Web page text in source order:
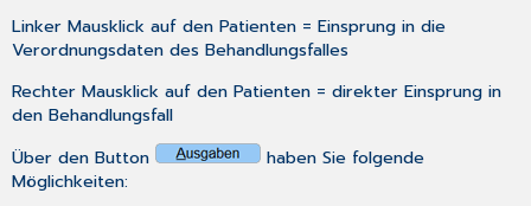
Linker Mausklick auf den Patienten = Einsprung in die
Verordnungsdaten des Behandlungsfalles
Rechter Mausklick auf den Patienten = direkter Einsprung in
den Behandlungsfall
Über den Button
haben Sie folgende
Möglichkeiten: